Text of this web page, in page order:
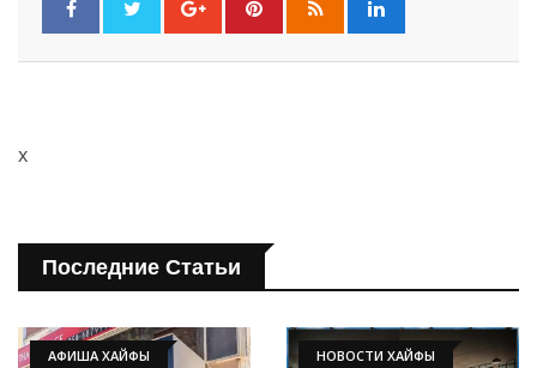
x
Последние Статьи
АФИША ХАЙФЫ НОВОСТИ ХАЙФЫ